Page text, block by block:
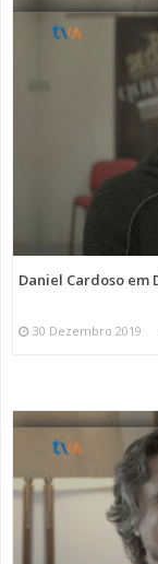
Daniel Cardoso em
30 Dezembro 2019